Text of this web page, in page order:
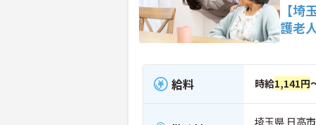
【
護老
給料 時給1,141円
埼玉県 日高